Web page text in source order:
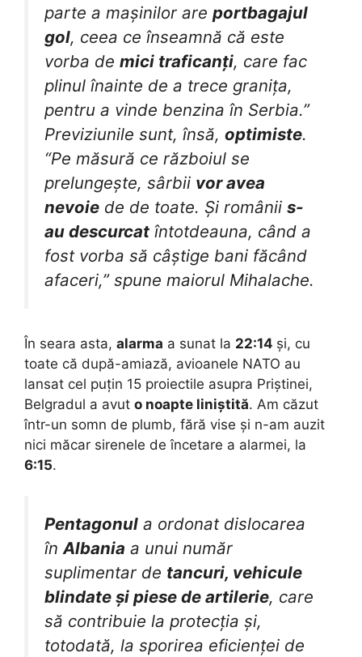
parte a mașinilor are portbagajul
gol, ceea ce înseamnă că este
vorba de mici traficanți, care fac
plinul înainte de a trece granița,
pentru a vinde benzina în Serbia.”
Previziunile sunt, însă, optimiste.
“Pe măsură ce războiul se
prelungește, sârbii vor avea
nevoie de de toate. Și românii s-
au descurcat întotdeauna, când a
fost vorba să câștige bani făcând
afaceri,” spune maiorul Mihalache.
În seara asta, alarma a sunat la 22:14 și, cu
toate că după-amiază, avioanele NATO au
lansat cel puțin 15 proiectile asupra Priștinei,
Belgradul a avut o noapte liniștită. Am căzut
într-un somn de plumb, fără vise și n-am auzit
nici măcar sirenele de încetare a alarmei, la
6:15.
Pentagonul a ordonat dislocarea
înAlbania a unui număr
suplimentar de tancuri, vehicule
blindate și piese de artilerie, care
să contribuie la protecția și,
totodată, la sporirea eficienței de